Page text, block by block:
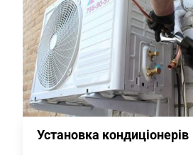
Установка кондиціонерів